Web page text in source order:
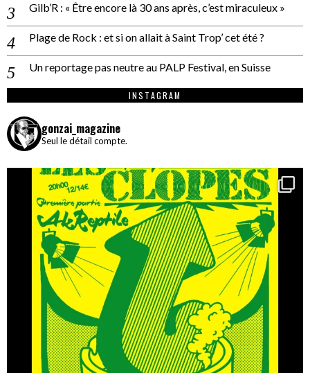
Gilb’R : « Être encore là 30 ans après, c’est miraculeux »
Plage de Rock : et si on allait à Saint Trop’ cet été ?
Un reportage pas neutre au PALP Festival, en Suisse
INSTAGRAM
gonzai_magazine
Seul le détail compte.